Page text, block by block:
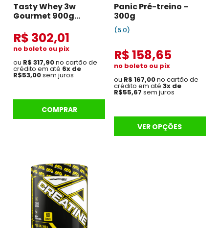
Tasty Whey 3w
Gourmet 900g
R$ 302,01
no boleto ou pix
ou R$ 317,90no cartão de
crédito em até 6x de
R$53,00sem juros
COMPRAR
Panic Pré-treino –
300g
(5.0)
R$ 158,65
no boleto ou pix
ou R$ 167,00no cartão de
crédito em até3x de
R$55,67 sem juros
VER OPÇÕES